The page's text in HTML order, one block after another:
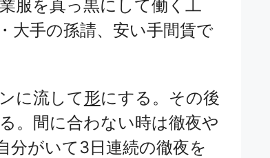
服を真っ黒にして働く工
大手の孫請、安い手間賃で
に流して形にする。その後
。間に合わない時は徹夜や
分がいて3日連続の徹夜を